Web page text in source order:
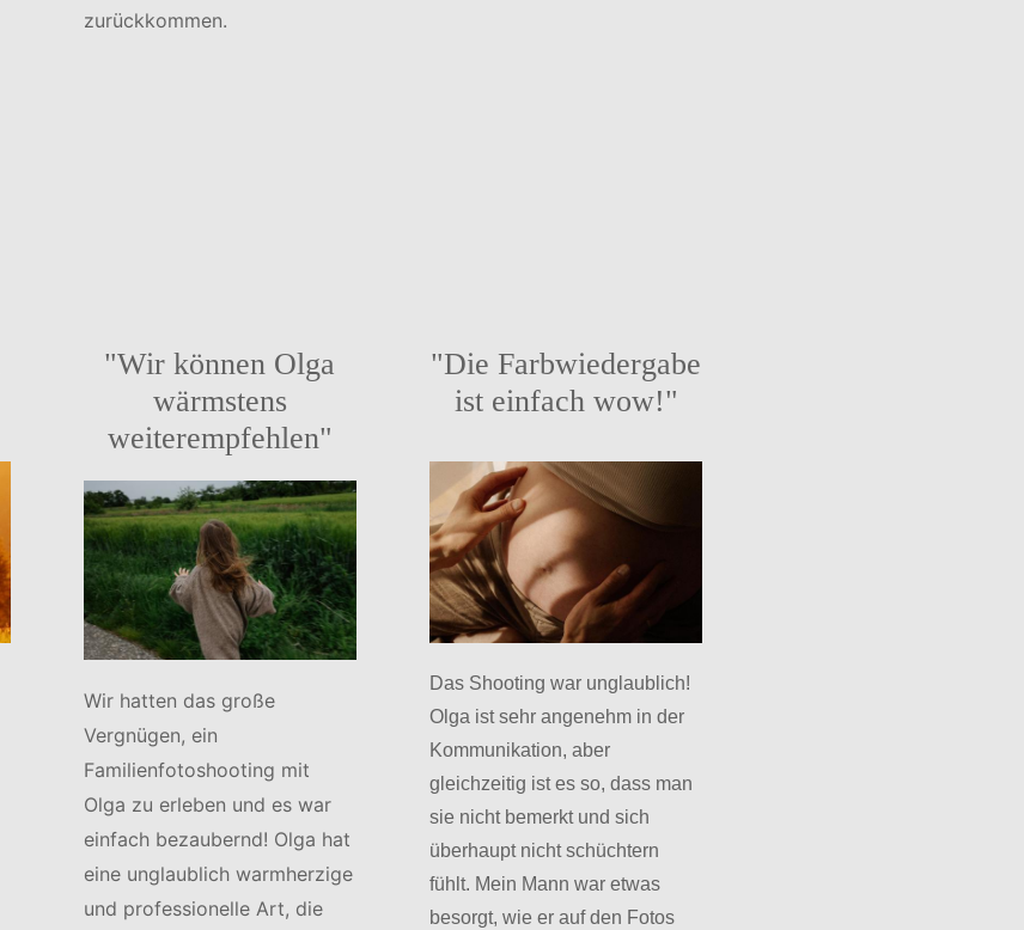
zurückkommen.
"Wir können Olga
wärmstens
weiterempfehlen"
Wir hatten das große
Vergnügen, ein
Familienfotoshooting mit
Olga zu erleben und es war
einfach bezaubernd! Olga hat
eine unglaublich warmherzige
und professionelle Art, die
"Die Farbwiedergabe
ist einfach wow!"
Das Shooting war unglaublich!
Olga ist sehr angenehm in der
Kommunikation, aber
gleichzeitig ist es so, dass man
sie nicht bemerkt und sich
überhaupt nicht schüchtern
fühlt. Mein Mann war etwas
besorgt, wie er auf den Fotos